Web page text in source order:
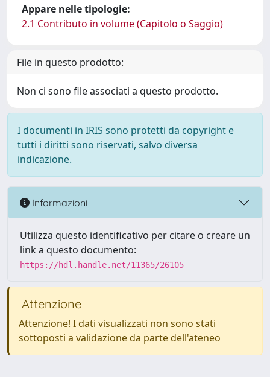
Appare nelle tipologie:
2.1 Contributo in volume (Capitolo o Saggio)
File in questo prodotto:
Non ci sono file associati a questo prodotto.
I documenti in IRIS sono protetti da copyright e
tutti i diritti sono riservati, salvo diversa
indicazione.
Informazioni
Utilizza questo identificativo per citare o creare un
link a questo documento:
https://hdl.handle.net/11365/26105
Attenzione
Attenzione! I dati visualizzati non sono stati
sottoposti a validazione da parte dell'ateneo